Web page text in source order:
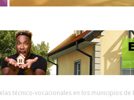
técnico-vocacionales en los municipios de